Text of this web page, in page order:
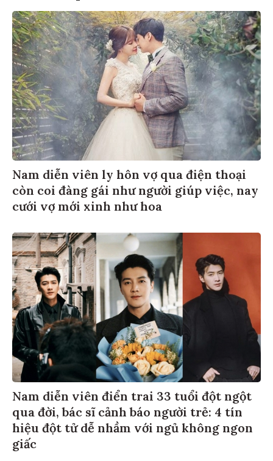
Nam diễn viên ly hôn vợ qua điện thoại
còn coi đàng gái như người giúp việc, nay
cưới vợ mới xinh như hoa
Nam diễn viên điển trai 33 tuổi đột ngột
qua đời, bác sĩ cảnh báo người trẻ: 4 tín
hiệu đột tử dễ nhầm với ngủ không ngon
giấc